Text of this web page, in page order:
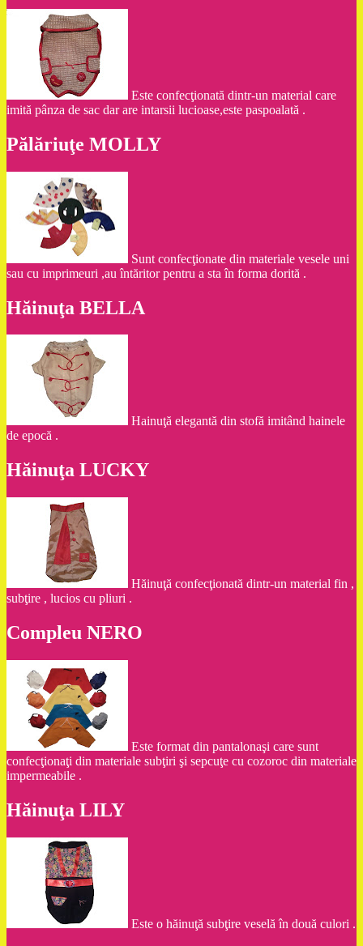
Este confecţionată dintr-un material care
imită pânza de sac dar are intarsii lucioase,este paspoalată .
Pălăriuţe MOLLY
Sunt confecţionate din materiale vesele uni
sau cu imprimeuri ,au întăritor pentru a sta în forma dorită .
Hăinuţa BELLA
Hainuţă elegantă din stofă imitând hainele
de epocă .
Hăinuţa LUCKY
Hăinuţă confecţionată dintr-un material fin ,
subţire , lucios cu pliuri .
Compleu NERO
Este format din pantalonaşi care sunt
confecţionaţi din materiale subţiri şi sepcuţe cu cozoroc din materiale
impermeabile .
Hăinuţa LILY
Este o hăinuţă subţire veselă în două culori .